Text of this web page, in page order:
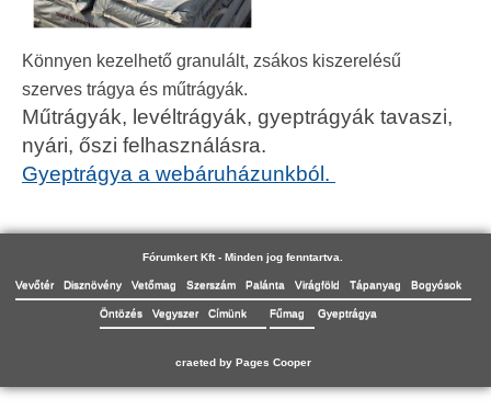
Könnyen kezelhető granulált, zsákos kiszerelésű
szerves trágya és műtrágyák.
Műtrágyák, levéltrágyák, gyeptrágyák tavaszi,
nyári, őszi felhasználásra.
Gyeptrágya a webáruházunkból.
Fórumkert Kft - Minden jog fenntartva.
Vevőtér Disznövény Vetőmag Szerszám Palánta Virágföld Tápanyag Bogyósok
Öntözés Vegyszer Címünk Fűmag Gyeptrágya
craeted by Pages Cooper